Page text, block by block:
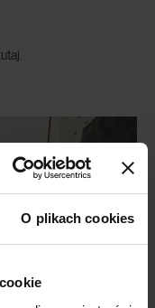
O plikach cookies